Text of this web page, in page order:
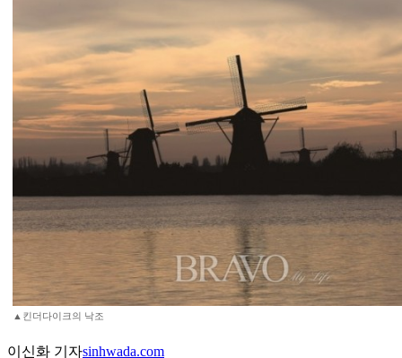
▲킨더다이크의 낙조
이신화 기자sinhwada.com